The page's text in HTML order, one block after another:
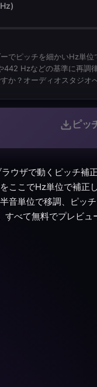
でピッチを細かいHz単
442 Hzなどの基準に再調
か？オーディオスタジオ
ピッ
ウザで動くピッチ補
ここでHz単位で補正
音単位で移調、ピッ
すべて無料でプレビュ